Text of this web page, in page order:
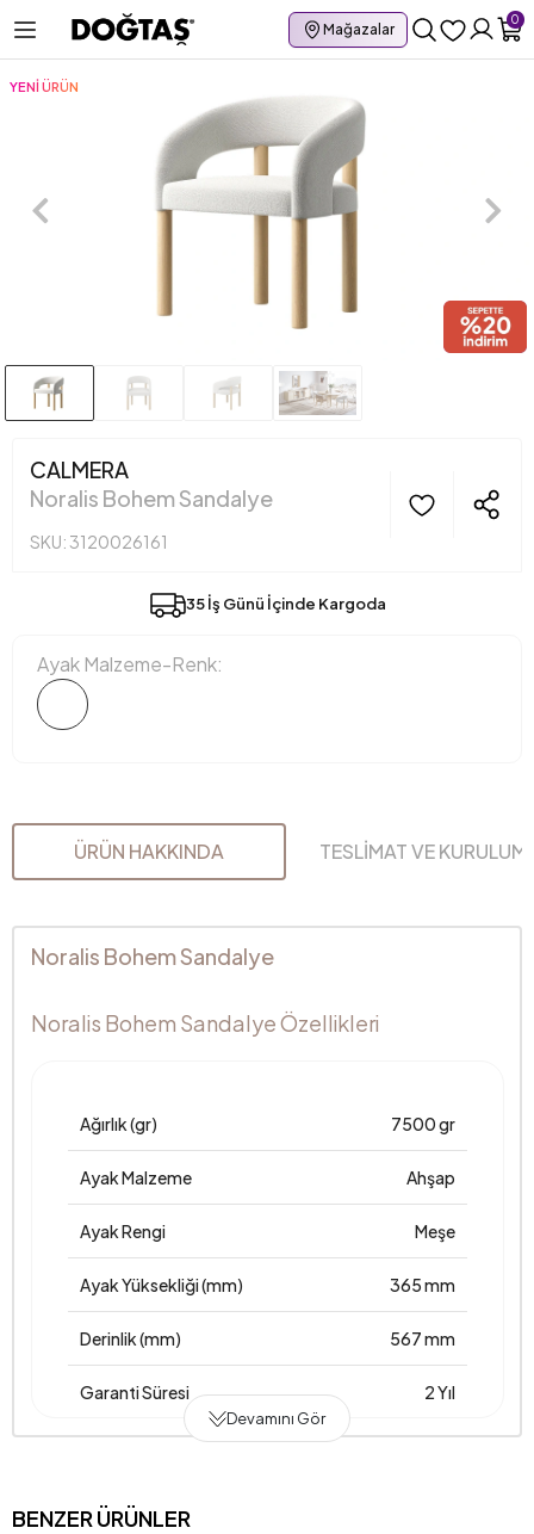
Mağazalar
0
YENİ ÜRÜN
CALMERA
Noralis Bohem Sandalye
SKU: 3120026161
35 İş Günü İçinde Kargoda
Ayak Malzeme-Renk:
ÜRÜN HAKKINDA TESLİMAT VE KURULUM
Noralis Bohem Sandalye
Noralis Bohem Sandalye Özellikleri
Ağırlık (gr) 7500 gr
Ayak Malzeme Ahşap
Ayak Rengi Meşe
Ayak Yüksekliği (mm) 365 mm
Derinlik (mm) 567 mm
Garanti Süresi 2 Yıl
Devamını Gör
BENZER ÜRÜNLER